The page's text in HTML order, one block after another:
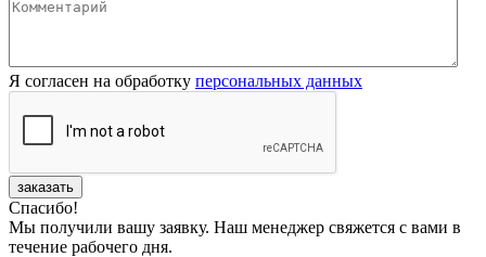
Я согласен на обработку персональных данных
заказать
Спасибо!
Мы получили вашу заявку. Наш менеджер свяжется с вами в
течение рабочего дня.